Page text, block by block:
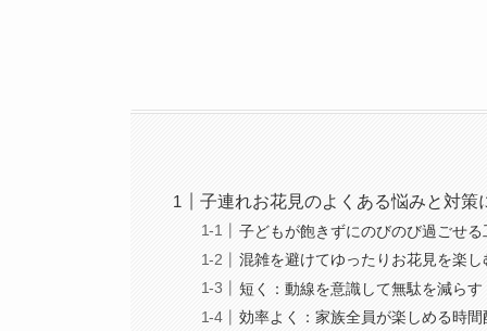
子連れお花見のよくある悩みと対策
子どもが飽きずにのびのび過ごせる
混雑を避けてゆったりお花見を楽
短く：動線を意識して無駄を減らす
効率よく：家族全員が楽しめる時間